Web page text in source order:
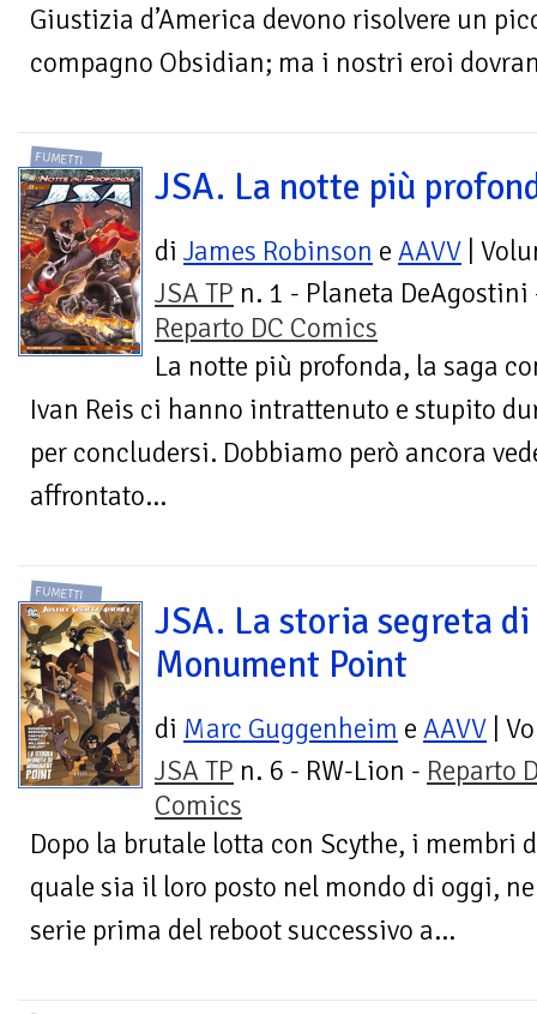
Giustizia d’America devono risolvere un
compagno Obsidian; ma i nostri eroi
FUMETTI
JSA. La notte più
di James Robinson e AAVV |
JSA TP n. 1 - Planeta DeAgostini
Reparto DC Comics
La notte più profonda, la saga
Ivan Reis ci hanno intrattenuto e stupito
per concludersi. Dobbiamo però ancora
affrontato...
FUMETTI
JSA. La storia segreta di
Monument Point
di Marc Guggenheim e AAVV |
JSA TP n. 6 - RW-Lion - Reparto
Comics
Dopo la brutale lotta con Scythe, i membri
quale sia il loro posto nel mondo di oggi,
serie prima del reboot successivo a...